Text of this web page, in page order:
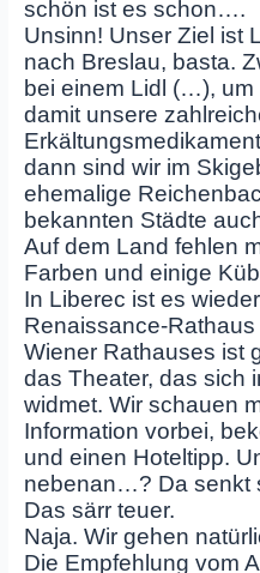
schön ist es schon….
Unsinn! Unser Ziel ist
nach Breslau, basta.
bei einem Lidl (…),
damit unsere
dann sind wir im
ehemalige
bekannten Städte
Auf dem Land fehlen
Farben und einige
In Liberec ist es
Renaissance-
Wiener Rathauses ist
das Theater, das sich
widmet. Wir schauen
Information vorbei,
und einen Hoteltipp.
nebenan…? Da senkt
Das särr teuer.
Naja. Wir gehen
Die Empfehlung vom